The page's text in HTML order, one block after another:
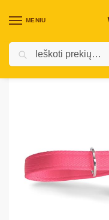
MENIU
Pradžia / Prekės augintiniams